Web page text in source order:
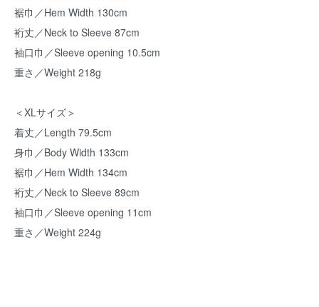
裾巾／Hem Width 130cm
裄丈／Neck to Sleeve 87cm
袖口巾／Sleeve opening 10.5cm
重さ／Weight 218g
＜XLサイズ＞
着丈／Length 79.5cm
身巾／Body Width 133cm
裾巾／Hem Width 134cm
裄丈／Neck to Sleeve 89cm
袖口巾／Sleeve opening 11cm
重さ／Weight 224g